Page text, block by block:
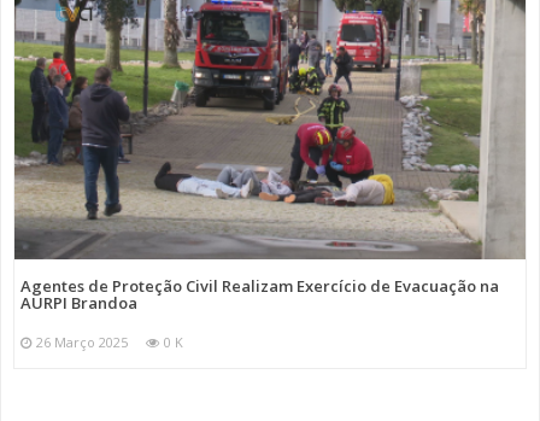
Agentes de Proteção Civil Realizam Exercício de Evacuação na
AURPI Brandoa
26 Março 2025 0 K